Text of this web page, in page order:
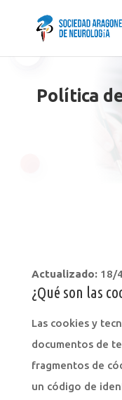
Política
Actualizado: 18/
¿Qué son las
Las cookies y
documentos de
fragmentos de
un código de